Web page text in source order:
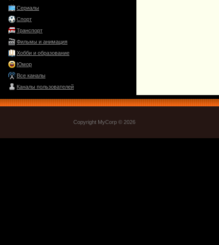
Сериалы
Спорт
Транспорт
Фильмы и анимация
Хобби и образование
Юмор
Все каналы
Каналы пользователей
Copyright MyCorp © 2026